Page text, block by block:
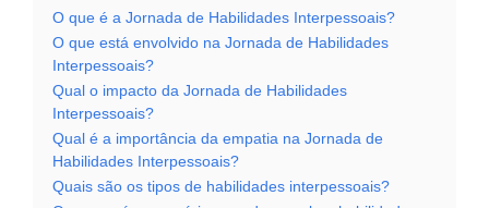
O que é a Jornada de Habilidades Interpessoais?
O que está envolvido na Jornada de Habilidades
Interpessoais?
Qual o impacto da Jornada de Habilidades
Interpessoais?
Qual é a importância da empatia na Jornada de
Habilidades Interpessoais?
Quais são os tipos de habilidades interpessoais?